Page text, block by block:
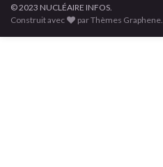
© 2023 NUCLÉAIRE INFOS.
Construit avec
par Thèmes Graphene.